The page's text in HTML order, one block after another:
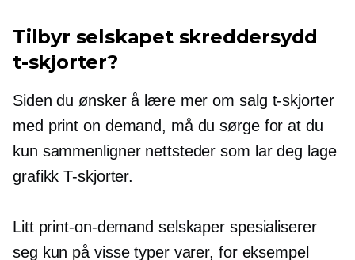
Tilbyr selskapet skreddersydd
t-skjorter?
Siden du ønsker å lære mer om salg t-skjorter
med print on demand, må du sørge for at du
kun sammenligner nettsteder som lar deg lage
grafikkT-skjorter.
Litt print-on-demand selskaper spesialiserer
seg kun på visse typer varer, for eksempel